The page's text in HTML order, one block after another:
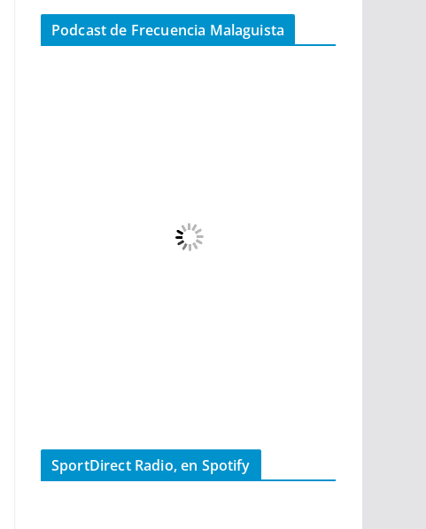
Podcast de Frecuencia Malaguista
SportDirect Radio, en Spotify